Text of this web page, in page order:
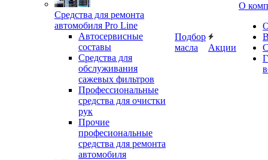
Средства для ремонта
автомобиля Pro Line
Автосервисные
составы
Средства для
обслуживания
сажевых фильтров
Профессиональные
средства для очистки
рук
Прочие
професиональные
средства для ремонта
автомобиля
Подбор
масла
Акции
О